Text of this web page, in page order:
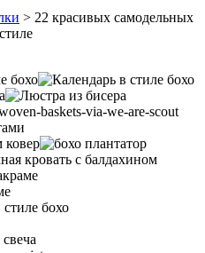
> 22 красивых самодельных